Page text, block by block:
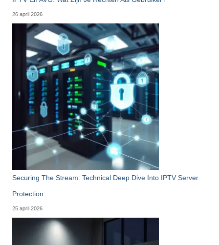
26 april 2026
Securing The Stream: Technical Deep Dive Into IPTV Server
Protection
25 april 2026